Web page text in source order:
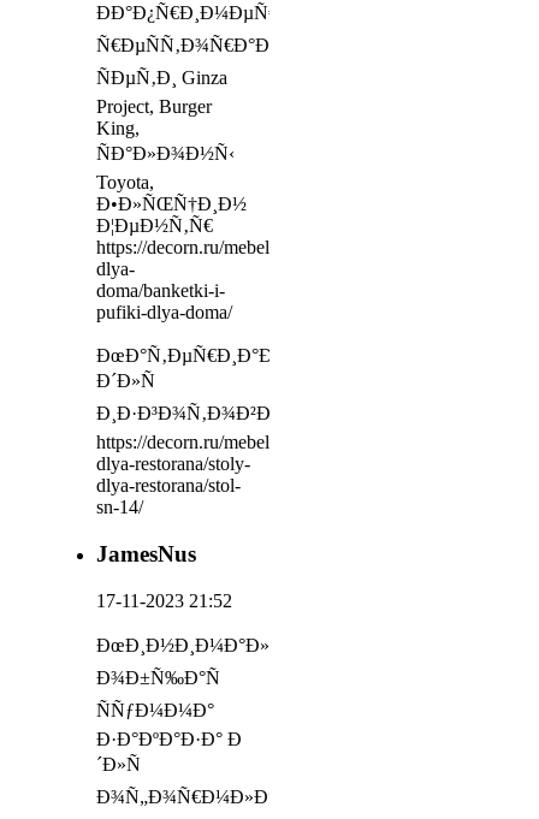
ÐÐ°Ð¿Ñ€Ð¸Ð¼ÐµÑ€,
Ñ€ÐµÑÑ‚Ð¾Ñ€Ð°Ð½Ñ‹
ÑÐµÑ‚Ð¸ Ginza
Project, Burger
King,
ÑÐ°Ð»Ð¾Ð½Ñ‹
Toyota,
Ð•Ð»ÑŒÑ†Ð¸Ð½
Ð¦ÐµÐ½Ñ‚Ñ€
https://decorn.ru/mebel-
dlya-
doma/banketki-i-
pufiki-dlya-doma/
ÐœÐ°Ñ‚ÐµÑ€Ð¸Ð°Ð»Ñ‹
Ð´Ð»Ñ
Ð¸Ð·Ð³Ð¾Ñ‚Ð¾Ð²Ð»ÐµÐ½Ð¸Ñ
https://decorn.ru/mebel-
dlya-restorana/stoly-
dlya-restorana/stol-
sn-14/
JamesNus
17-11-2023 21:52
ÐœÐ¸Ð½Ð¸Ð¼Ð°Ð»ÑŒÐ½Ð°Ñ
Ð¾Ð±Ñ‰Ð°Ñ
ÑÑƒÐ¼Ð¼Ð°
Ð·Ð°ÐºÐ°Ð·Ð° Ð
´Ð»Ñ
Ð¾Ñ„Ð¾Ñ€Ð¼Ð»ÐµÐ½Ð¸Ñ